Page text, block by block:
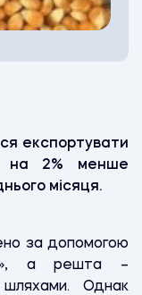
експортувати
на 2% менше
місяця.
за допомогою
а решта –
шляхами. Однак